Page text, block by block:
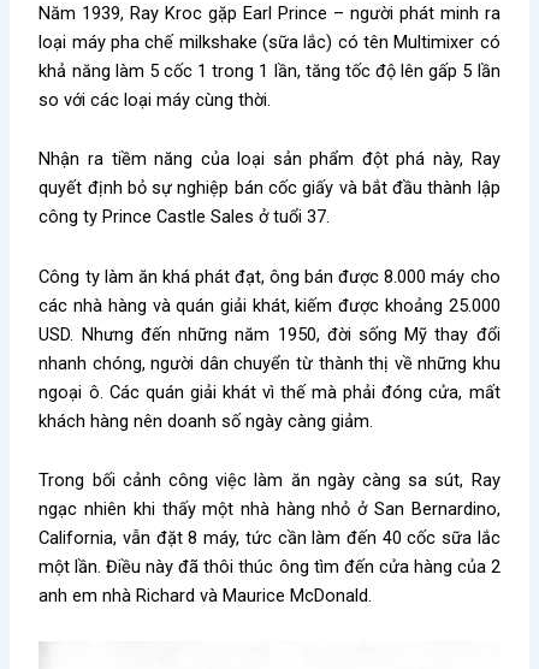
Năm 1939, Ray Kroc gặp Earl Prince – người phát minh ra
loại máy pha chế milkshake (sữa lắc) có tên Multimixer có
khả năng làm 5 cốc 1 trong 1 lần, tăng tốc độ lên gấp 5 lần
so với các loại máy cùng thời.
Nhận ra tiềm năng của loại sản phẩm đột phá này, Ray
quyết định bỏ sự nghiệp bán cốc giấy và bắt đầu thành lập
công ty Prince Castle Sales ở tuổi 37.
Công ty làm ăn khá phát đạt, ông bán được 8.000 máy cho
các nhà hàng và quán giải khát, kiếm được khoảng 25.000
USD. Nhưng đến những năm 1950, đời sống Mỹ thay đổi
nhanh chóng, người dân chuyển từ thành thị về những khu
ngoại ô. Các quán giải khát vì thế mà phải đóng cửa, mất
khách hàng nên doanh số ngày càng giảm.
Trong bối cảnh công việc làm ăn ngày càng sa sút, Ray
ngạc nhiên khi thấy một nhà hàng nhỏ ở San Bernardino,
California, vẫn đặt 8 máy, tức cần làm đến 40 cốc sữa lắc
một lần.Điều này đã thôi thúc ông tìm đến cửa hàng của 2
anh em nhà Richard và Maurice McDonald.